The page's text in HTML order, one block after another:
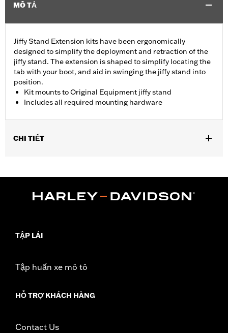
MÔ TẢ
Jiffy Stand Extension kits have been ergonomically
designed to simplify the deployment and retraction of the
jiffy stand. The extension is shaped to simplify locating the
tab with your boot, and aid in swinging the jiffy stand into
position.
Kit mounts to Original Equipment jiffy stand
Includes all required mounting hardware
CHI TIẾT
Installation Instructions
WARRANTY:
d.com/warranty
TẬP LÁI
Tập huấn xe mô tô
HỖ TRỢ KHÁCH HÀNG
Contact Us